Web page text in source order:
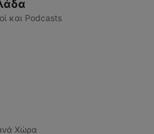
και Podcasts
Χώρα